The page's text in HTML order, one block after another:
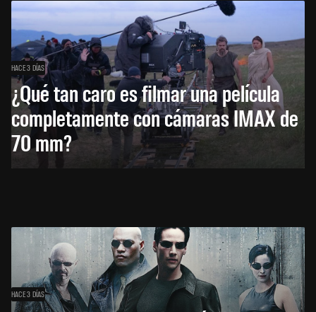
HACE 3 DÍAS
¿Qué tan caro es filmar una película
completamente con cámaras IMAX de
70 mm?
HACE 3 DÍAS